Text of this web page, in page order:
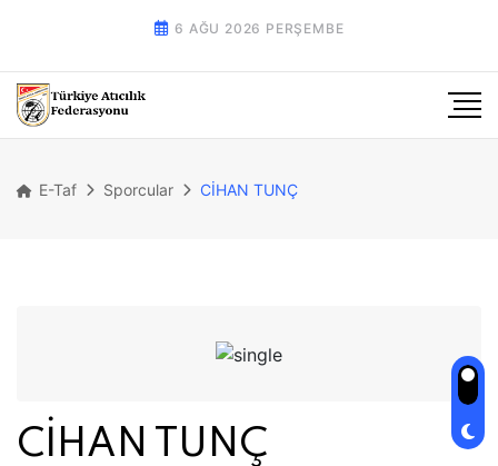
6 AĞU 2026 PERŞEMBE
E-Taf Sporcular CİHAN TUNÇ
CİHAN TUNÇ